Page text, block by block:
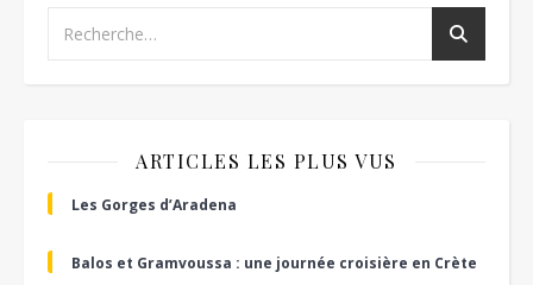
ARTICLES LES PLUS VUS
Les Gorges d’Aradena
Balos et Gramvoussa : une journée croisière en Crète